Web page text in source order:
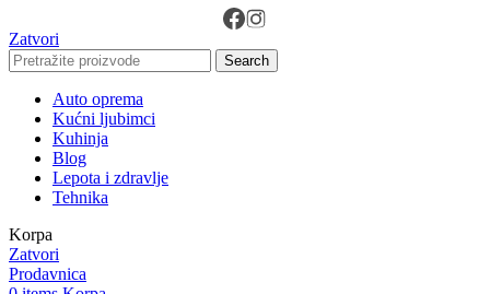
Zatvori
Search
Auto oprema
Kućni ljubimci
Kuhinja
Blog
Lepota i zdravlje
Tehnika
Korpa
Zatvori
Prodavnica